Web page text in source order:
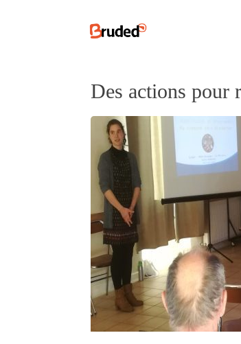
Des actions pour